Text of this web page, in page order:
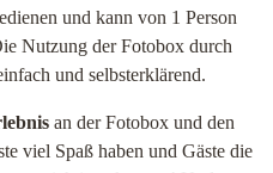
und kann von 1 Person
Nutzung der Fotobox durch
und selbsterklärend.
an der Fotobox und den
viel Spaß haben und Gäste die